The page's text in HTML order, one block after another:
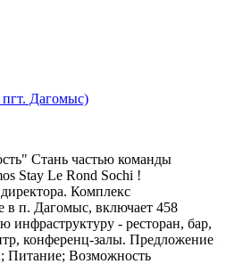
Дагомыс)
Стань частью команды
Stay Le Rond Sochi !
Комплекс
в п. Дагомыс, включает 458
инфраструктуру - ресторан, бар,
конференц-залы. Предложение
Питание; Возможность